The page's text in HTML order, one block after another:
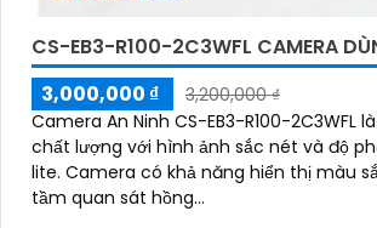
CS-EB3-R100-2C3WFL CAMERA
3,000,000 ₫
3,200,000 ₫
Camera An Ninh CS-EB3-R100-2C3WFL
chất lượng với hình ảnh sắc nét và độ
lite. Camera có khả năng hiển thị màu sắc ban đêm và
tầm quan sát hồng...